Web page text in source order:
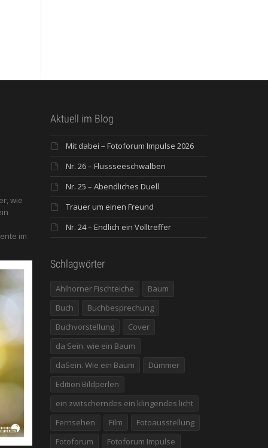
wie
im
Aktuell im Blog
Mit dabei – Fotoforum Impulse 2026
Nr. 26 – Flussseeschwalben
Nr. 25 – Abendliches Duell
Trauer um einen Freund
Nr. 24 – Endlich ein Volltreffer
Schlagwörter
Ahlhorner Fischteiche
Baum
Buch
Buchbesprechung
Buchvorstellung
Cover
da Sein. wie ein Baum
daSein. Wie ein Baum
Dümmer
Edition Bildperlen
ein zwitscherndes ein klingendes licht
Fernsehen
Film
Fotoausstellung
Fotoforum
Fotoforum Impulse